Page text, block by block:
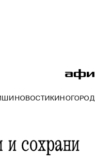
НОВОСТИКИНОГОРОД
и сохрани